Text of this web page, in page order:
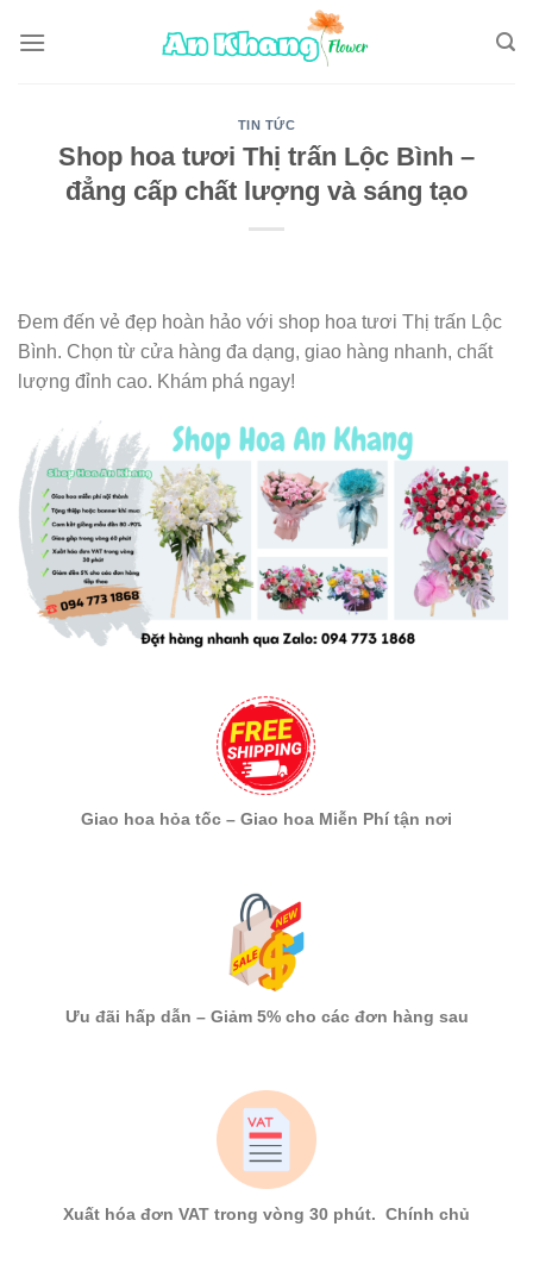
TIN TỨC
Shop hoa tươi Thị trấn Lộc Bình –
đẳng cấp chất lượng và sáng tạo
Đem đến vẻ đẹp hoàn hảo với shop hoa tươi Thị trấn Lộc
Bình. Chọn từ cửa hàng đa dạng, giao hàng nhanh, chất
lượng đỉnh cao. Khám phá ngay!
Giao hoa hỏa tốc – Giao hoa Miễn Phí tận nơi
Ưu đãi hấp dẫn – Giảm 5% cho các đơn hàng sau
Xuất hóa đơn VAT trong vòng 30 phút. Chính chủ